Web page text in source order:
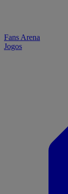
Fans Arena
Jogos